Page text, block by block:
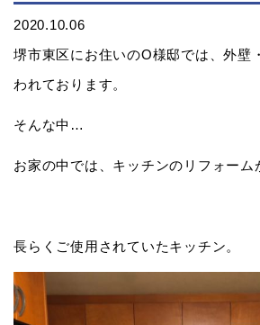
2020.10.06
堺市東区にお住いのO様邸では、外壁
われております。
そんな中…
お家の中では、キッチンのリフォーム
長らくご使用されていたキッチン。